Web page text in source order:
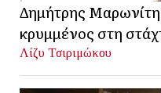
Δημήτρης
κρυμμένος στη
Λίζυ Τσιριμώκου